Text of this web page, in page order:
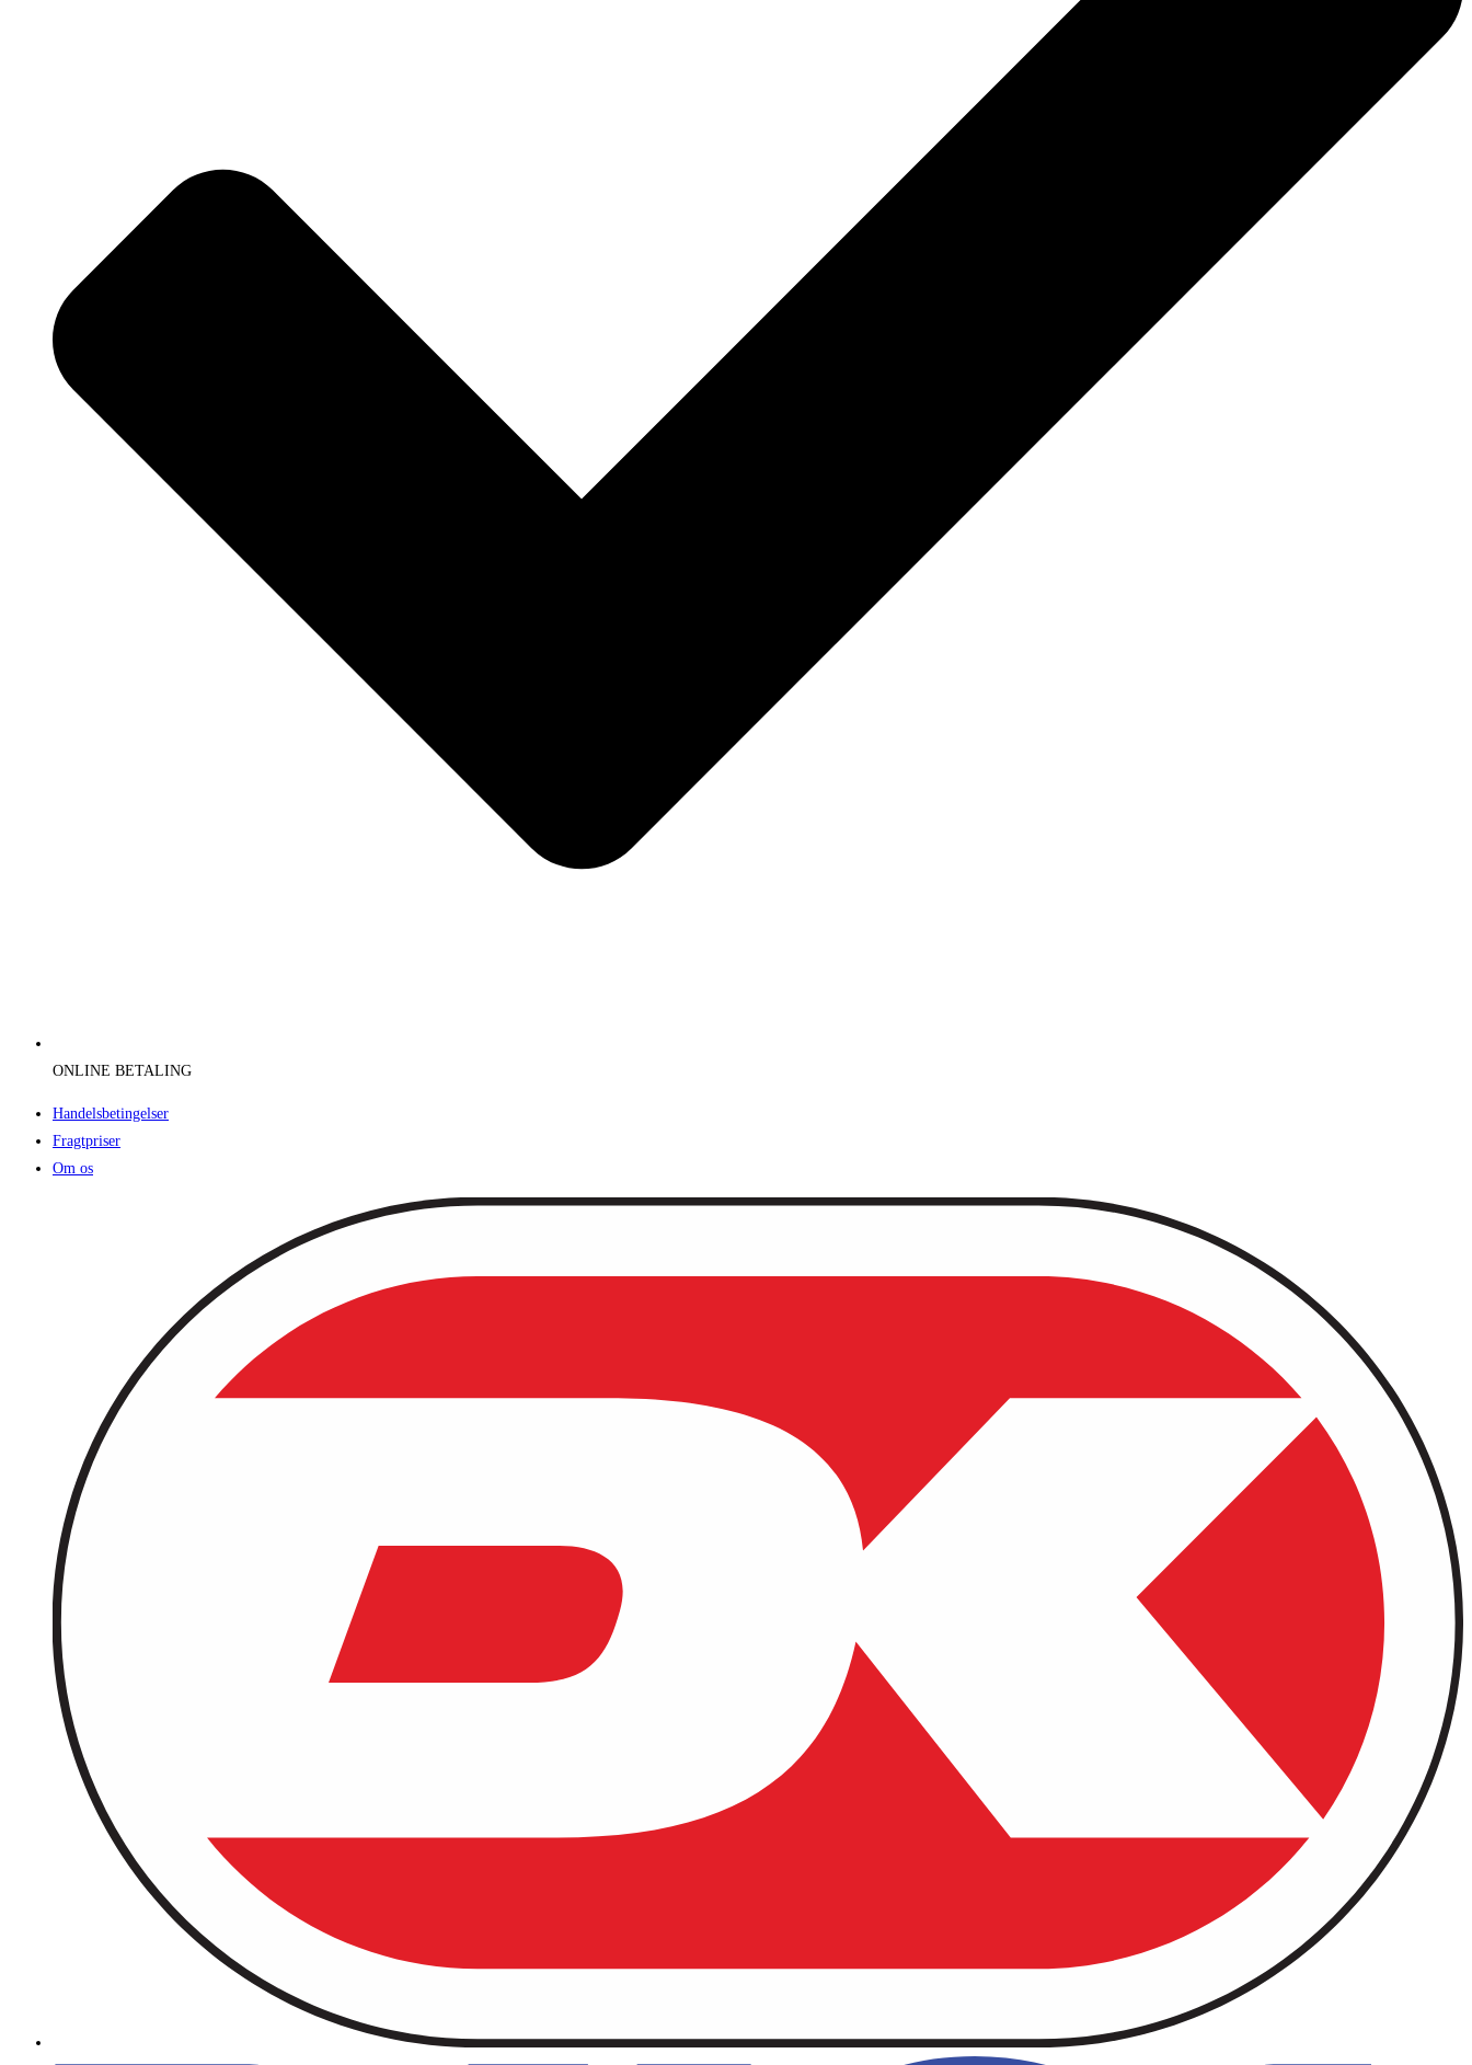
ONLINE BETALING
Handelsbetingelser
Fragtpriser
Om os